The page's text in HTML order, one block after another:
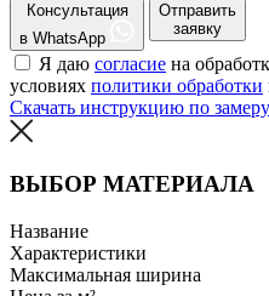
Консультация
в WhatsApp
Отправить
заявку
Я даю согласие на
условиях политики обработки
Скачать инструкцию по замеру
ВЫБОР МАТЕРИАЛА
Название
Характеристики
Максимальная ширина